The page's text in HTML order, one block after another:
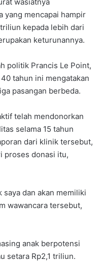
yang mencapai hampir
kepada lebih dari
keturunannya.
politik Prancis Le Point,
tahun ini mengatakan
pasangan berbeda.
telah mendonorkan
selama 15 tahun
dari klinik tersebut,
proses donasi itu,
saya dan akan memiliki
wawancara tersebut,
anak berpotensi
setara Rp2,1 triliun.